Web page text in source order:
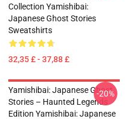
Collection Yamishibai:
Japanese Ghost Stories
Sweatshirts
32,35 £ - 37,88 £
Yamishibai: Japanese Ghost
Stories – Haunted Legends
Edition Yamishibai: Japanese
-20%